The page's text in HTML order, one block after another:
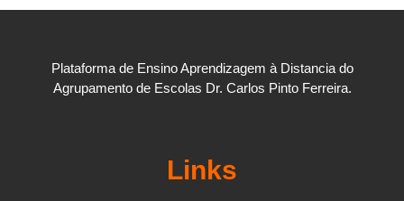
Plataforma de Ensino Aprendizagem à Distancia do
Agrupamento de Escolas Dr. Carlos Pinto Ferreira.
Links